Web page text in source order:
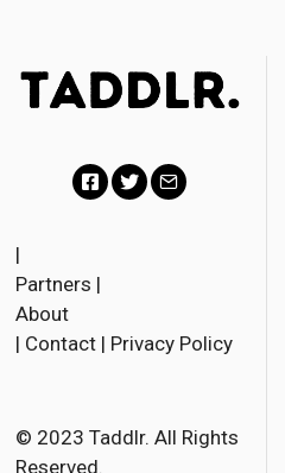
c
o
k
r
l
|
Partners |
About
| Contact | Privacy Policy
© 2023 Taddlr. All Rights
Reserved.